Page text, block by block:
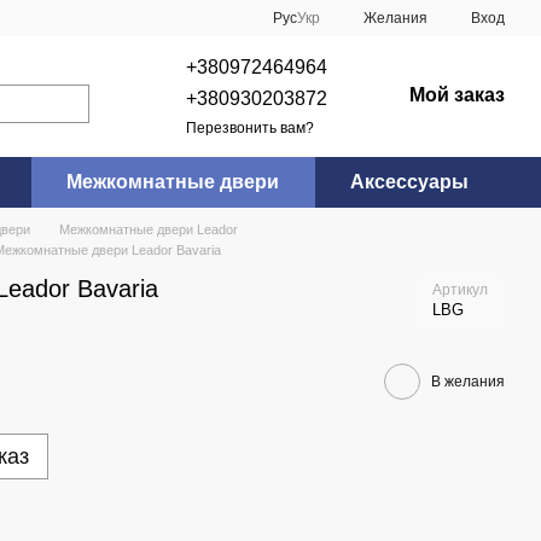
РусУкр Желания Вход
+380972464964
+380930203872
Перезвонить вам?
Мой заказ
Межкомнатные двери Аксессуары
Межкомнатные двери Leador
двери Leador Bavaria
Bavaria Артикул
LBG
В желания